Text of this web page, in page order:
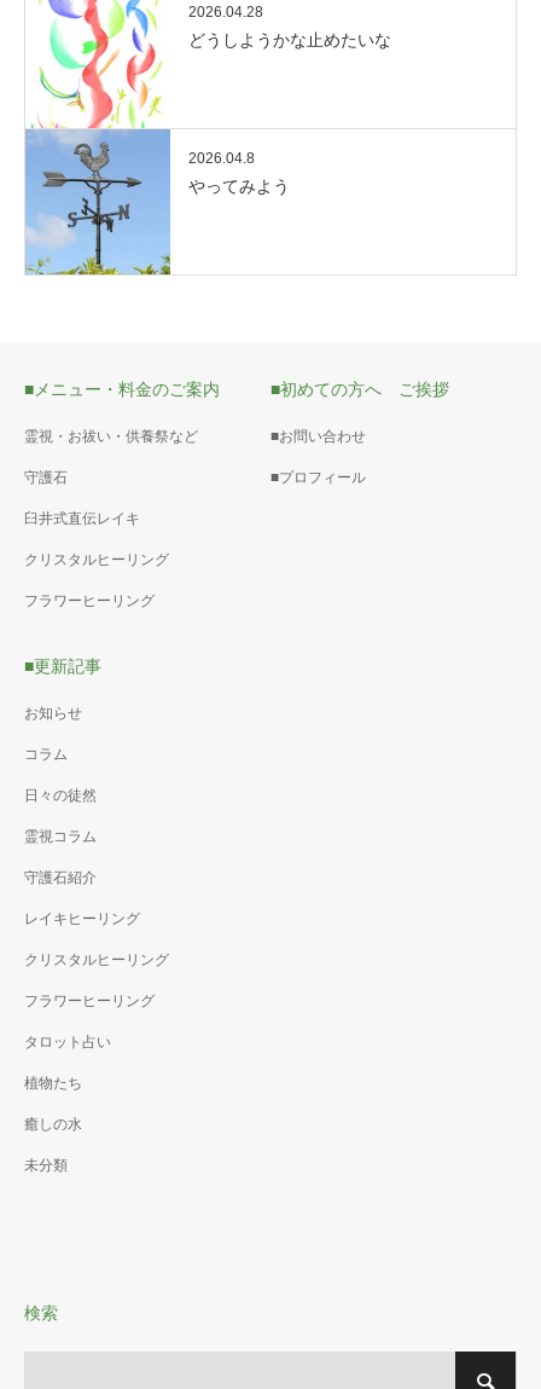
2026.04.28
どうしようかな止めたいな
2026.04.8
やってみよう
■メニュー・料金のご案内
霊視・お祓い・供養祭など
守護石
臼井式直伝レイキ
クリスタルヒーリング
フラワーヒーリング
■初めての方へ ご挨拶
■お問い合わせ
■プロフィール
■更新記事
お知らせ
コラム
日々の徒然
霊視コラム
守護石紹介
レイキヒーリング
クリスタルヒーリング
フラワーヒーリング
タロット占い
植物たち
癒しの水
未分類
検索